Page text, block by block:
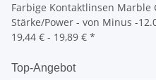
Farbige Kontaktlinsen Marble
Stärke/Power - von Minus -
19,44 € - 19,89 € *
Top-Angebot